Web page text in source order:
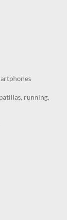
running,